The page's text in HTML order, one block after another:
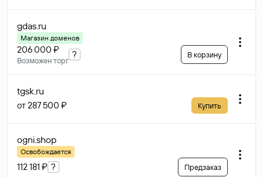
gdas.ru
Магазин доменов
206 000 ₽
Возможен торг
? В корзину
tgsk.ru
от 287 500 ₽ Купить
ogni.shop
Освобождается
112 181 ₽ ? Предзаказ